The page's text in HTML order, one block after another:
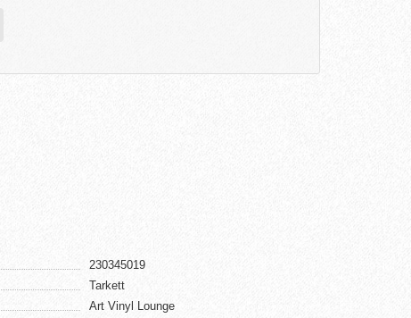
230345019
Tarkett
Art Vinyl Lounge